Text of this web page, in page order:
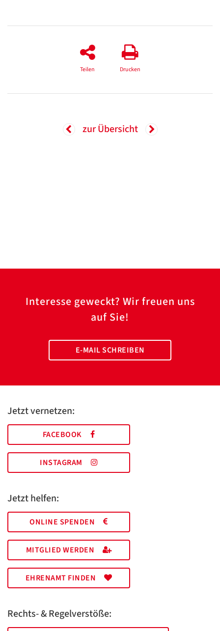
Teilen Drucken
zur Übersicht
Interesse geweckt? Wir freuen uns
auf Sie!
E-MAIL SCHREIBEN
Jetzt vernetzen:
FACEBOOK
INSTAGRAM
Jetzt helfen:
ONLINE SPENDEN
MITGLIED WERDEN
EHRENAMT FINDEN
Rechts- & Regelverstöße: